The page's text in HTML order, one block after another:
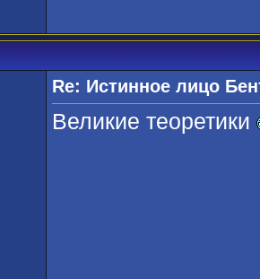
Re: Истинное лицо
Великие теоретики